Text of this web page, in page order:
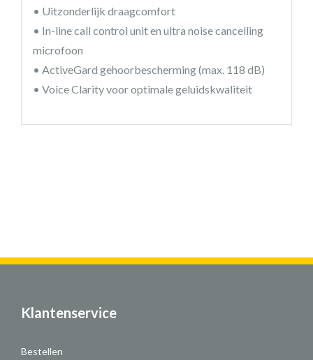
• Uitzonderlijk draagcomfort
• In-line call control unit en ultra noise cancelling
microfoon
• ActiveGard gehoorbescherming (max. 118 dB)
• Voice Clarity voor optimale geluidskwaliteit
Klantenservice
Bestellen